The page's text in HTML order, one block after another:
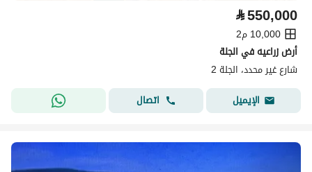
⃁550,000
10,000 م2
أرض زراعيه في الجلة
شارع غير محدد، الجلة 2
الإيميل
اتصال